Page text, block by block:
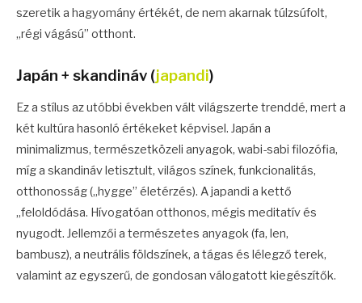
szeretik a hagyomány értékét, de nem akarnak túlzsúfolt,
„régi vágású” otthont.
Japán + skandináv (japandi)
Ez a stílus az utóbbi években vált világszerte trenddé, mert a
két kultúra hasonló értékeket képvisel. Japán a
minimalizmus, természetközeli anyagok, wabi-sabi filozófia,
míg a skandináv letisztult, világos színek, funkcionalitás,
otthonosság („hygge” életérzés). A japandi a kettő
„feloldódása. Hívogatóan otthonos, mégis meditatív és
nyugodt. Jellemzői a természetes anyagok (fa, len,
bambusz), a neutrális földszínek, a tágas és lélegző terek,
valamint az egyszerű, de gondosan válogatott kiegészítők.